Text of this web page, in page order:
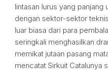
lintasan lurus yang
dengan sektor-sektor
luar biasa dari para
seringkali menghasilkan
memikat jutaan pasang
mencatat Sirkuit Catalunya